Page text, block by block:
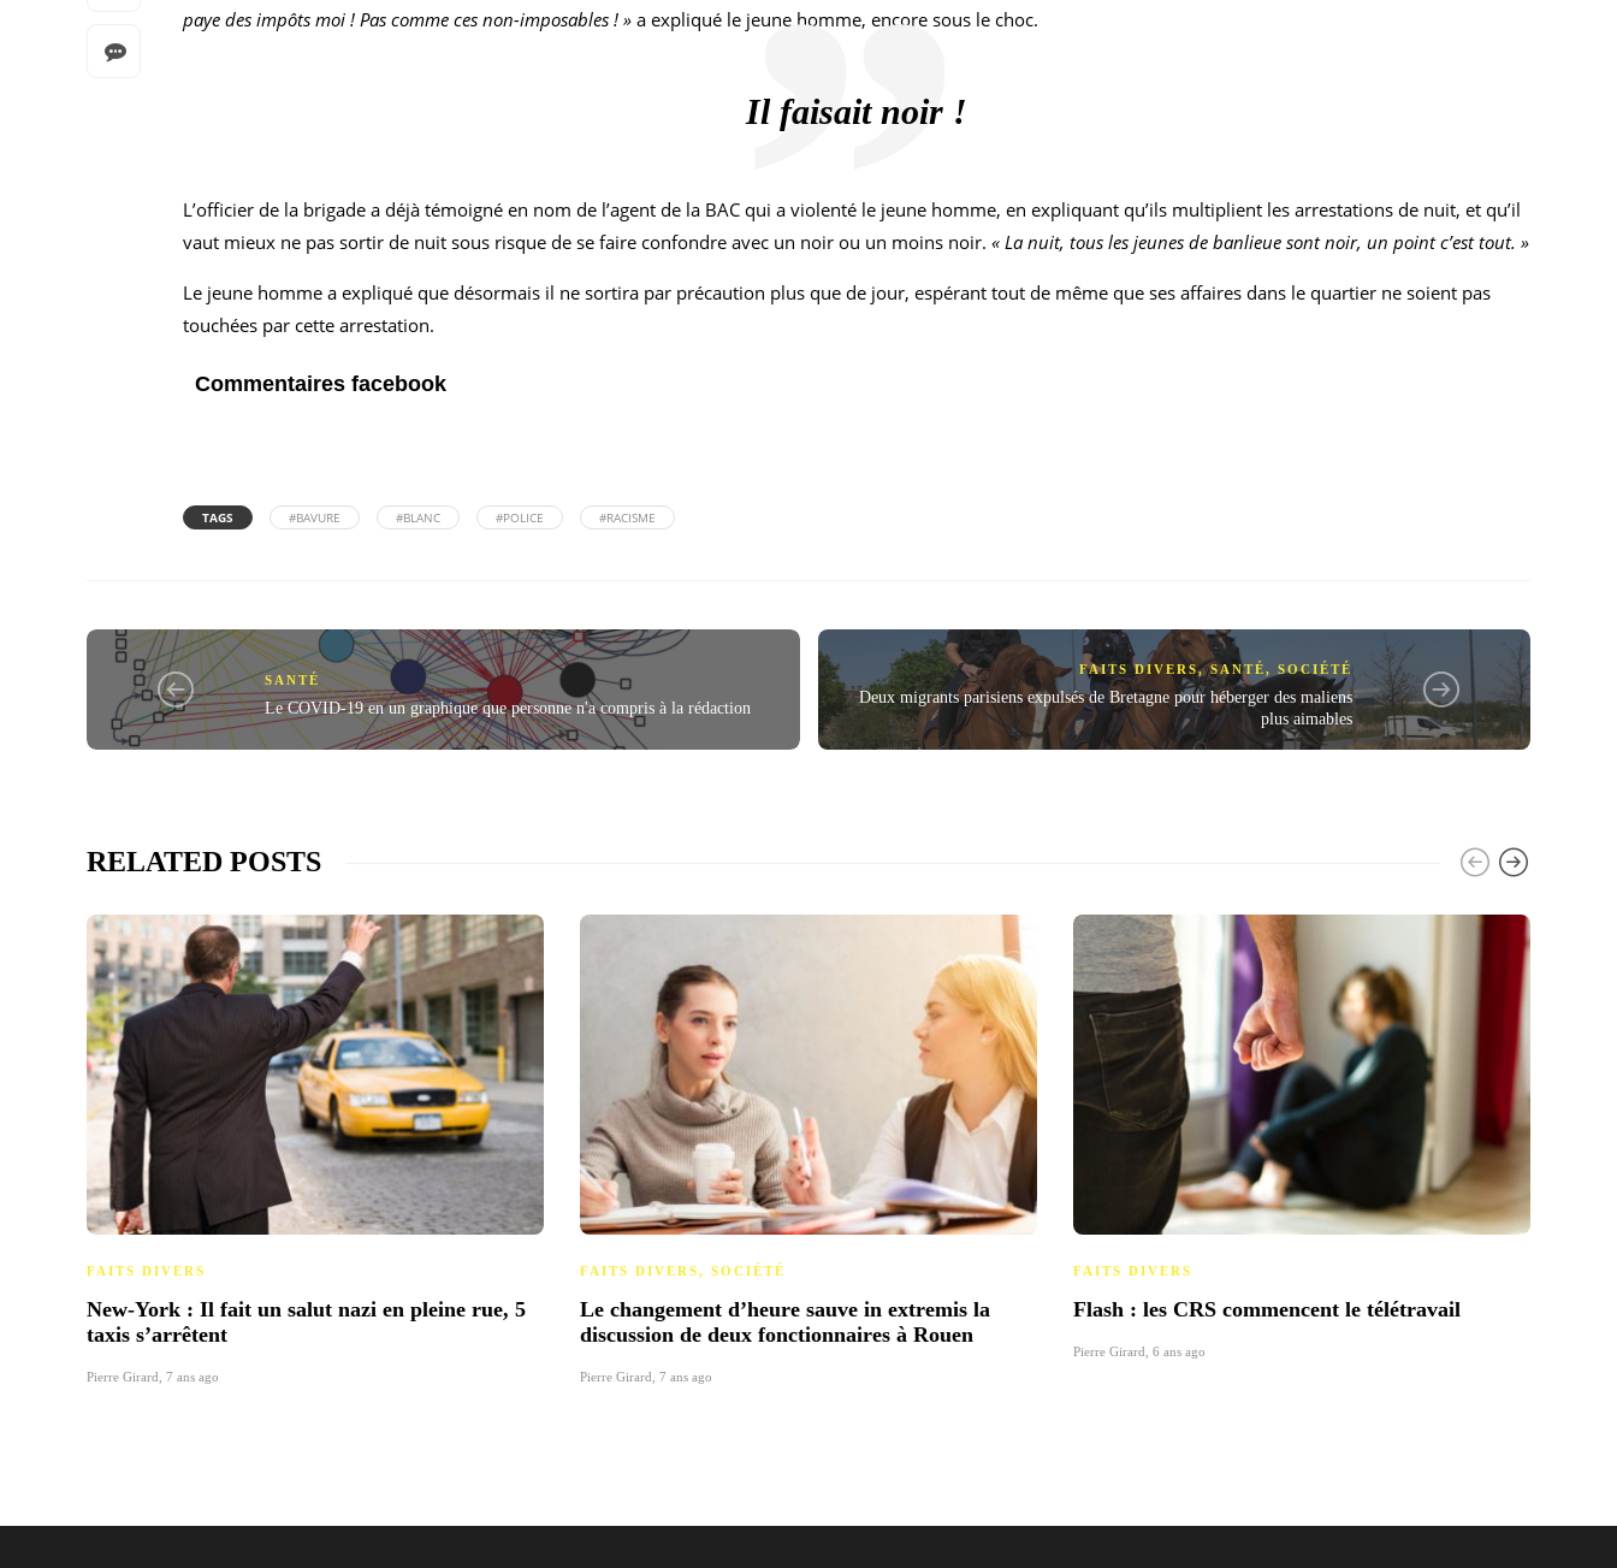
paye des impôts moi ! Pas comme ces non-imposables ! » a expliqué le jeune homme, encore sous le choc.
Il faisait noir !
L’officier de la brigade a déjà témoigné en nom de l’agent de la BAC qui a violenté le jeune homme, en expliquant qu’ils multiplient les arrestations de nuit, et qu’il
vaut mieux ne pas sortir de nuit sous risque de se faire confondre avec un noir ou un moins noir. « La nuit, tous les jeunes de banlieue sont noir, un point c’est tout. »
Le jeune homme a expliqué que désormais il ne sortira par précaution plus que de jour, espérant tout de même que ses affaires dans le quartier ne soient pas
touchées par cette arrestation.
Commentaires facebook
TAGS #BAVURE #BLANC #POLICE #RACISME
SANTÉ
Le COVID-19 en un graphique que personne n'a compris à la rédaction
FAITS DIVERS,SANTÉ, SOCIÉTÉ
Deux migrants parisiens expulsés de Bretagne pour héberger des maliens
plus aimables
RELATED POSTS
FAITS DIVERS
New-York : Il fait un salut nazi en pleine rue, 5
taxis s’arrêtent
Pierre Girard 7 ans ago
FAITS DIVERS, SOCIÉTÉ
Le changement d’heure sauve in extremis la
discussion de deux fonctionnaires à Rouen
Pierre Girard 7 ans ago
FAITS DIVERS
Flash : les CRS commencent le télétravail
Pierre Girard 6 ans ago